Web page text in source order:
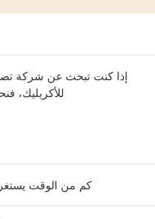
إذا كنت تبحث عن شركة
للأكريليك،
كم من الوقت